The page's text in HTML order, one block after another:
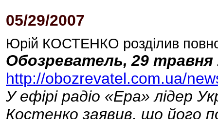
05/29/2007
Юрій КОСТЕНКО розділив
Обозреватель, 29 травня
http://obozrevatel.com.ua/
У ефірі радіо «Ера» лідер
Костенко заявив, що його